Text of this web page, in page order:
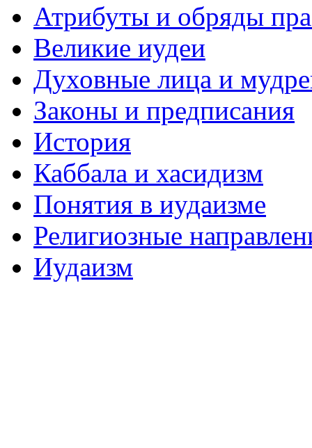
Атрибуты и обряды
Великие иудеи
Духовные лица и
Законы и предписания
История
Каббала и хасидизм
Понятия в иудаизме
Религиозные
Иудаизм